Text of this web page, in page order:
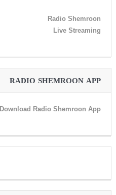
Radio Shemroon
Live Streaming
RADIO SHEMROON APP
Download Radio Shemroon App